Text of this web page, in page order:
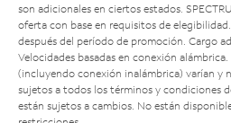
son adicionales en ciertos estados.
oferta con base en requisitos de
después del período de promoción. Cargo
Velocidades basadas en conexión alámbrica.
(incluyendo conexión inalámbrica) varían y
sujetos a todos los términos y condiciones
están sujetos a cambios. No están